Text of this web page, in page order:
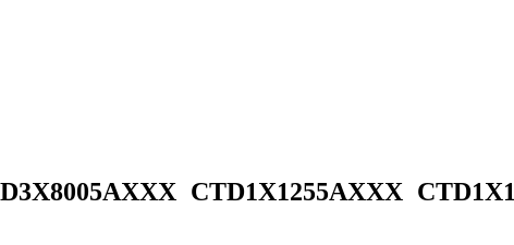
CTD1X1255AXXX